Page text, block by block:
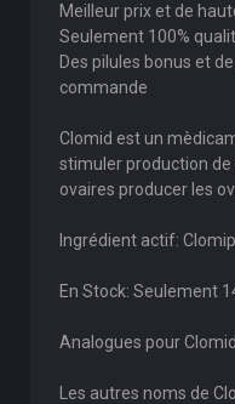
Meilleur prix et de
Seulement 100%
Des pilules bonus et
commande
Clomid est un
stimuler production de
ovaires producer les
Ingrédient actif:
En Stock: Seulement
Analogues pour
Les autres noms de